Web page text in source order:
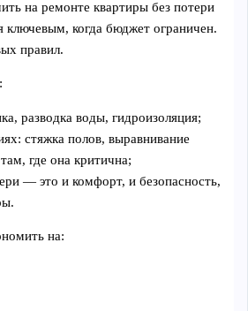
на ремонте квартиры без потери
ключевым, когда бюджет ограничен.
правил.
разводка воды, гидроизоляция;
стяжка полов, выравнивание
где она критична;
— это и комфорт, и безопасность,
на: